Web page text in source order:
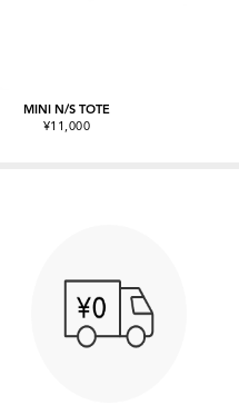
MINI N/S TOTE
¥11,000